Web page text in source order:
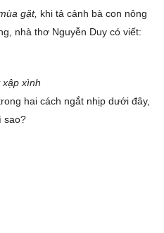
gặt, khi tả cảnh bà con nông
nhà thơ Nguyễn Duy có viết:
xập xình
hai cách ngắt nhịp dưới đây,
sao?